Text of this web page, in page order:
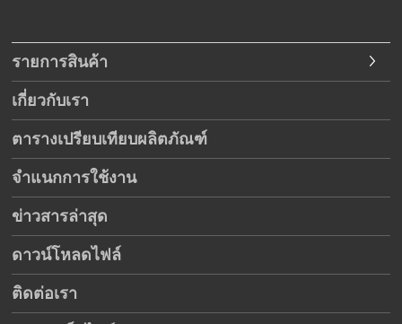
รายการสินค้า
เกี่ยวกับเรา
ตารางเปรียบเทียบผลิตภัณฑ์
จำแนกการใช้งาน
ข่าวสารล่าสุด
ดาวน์โหลดไฟล์
ติดต่อเรา